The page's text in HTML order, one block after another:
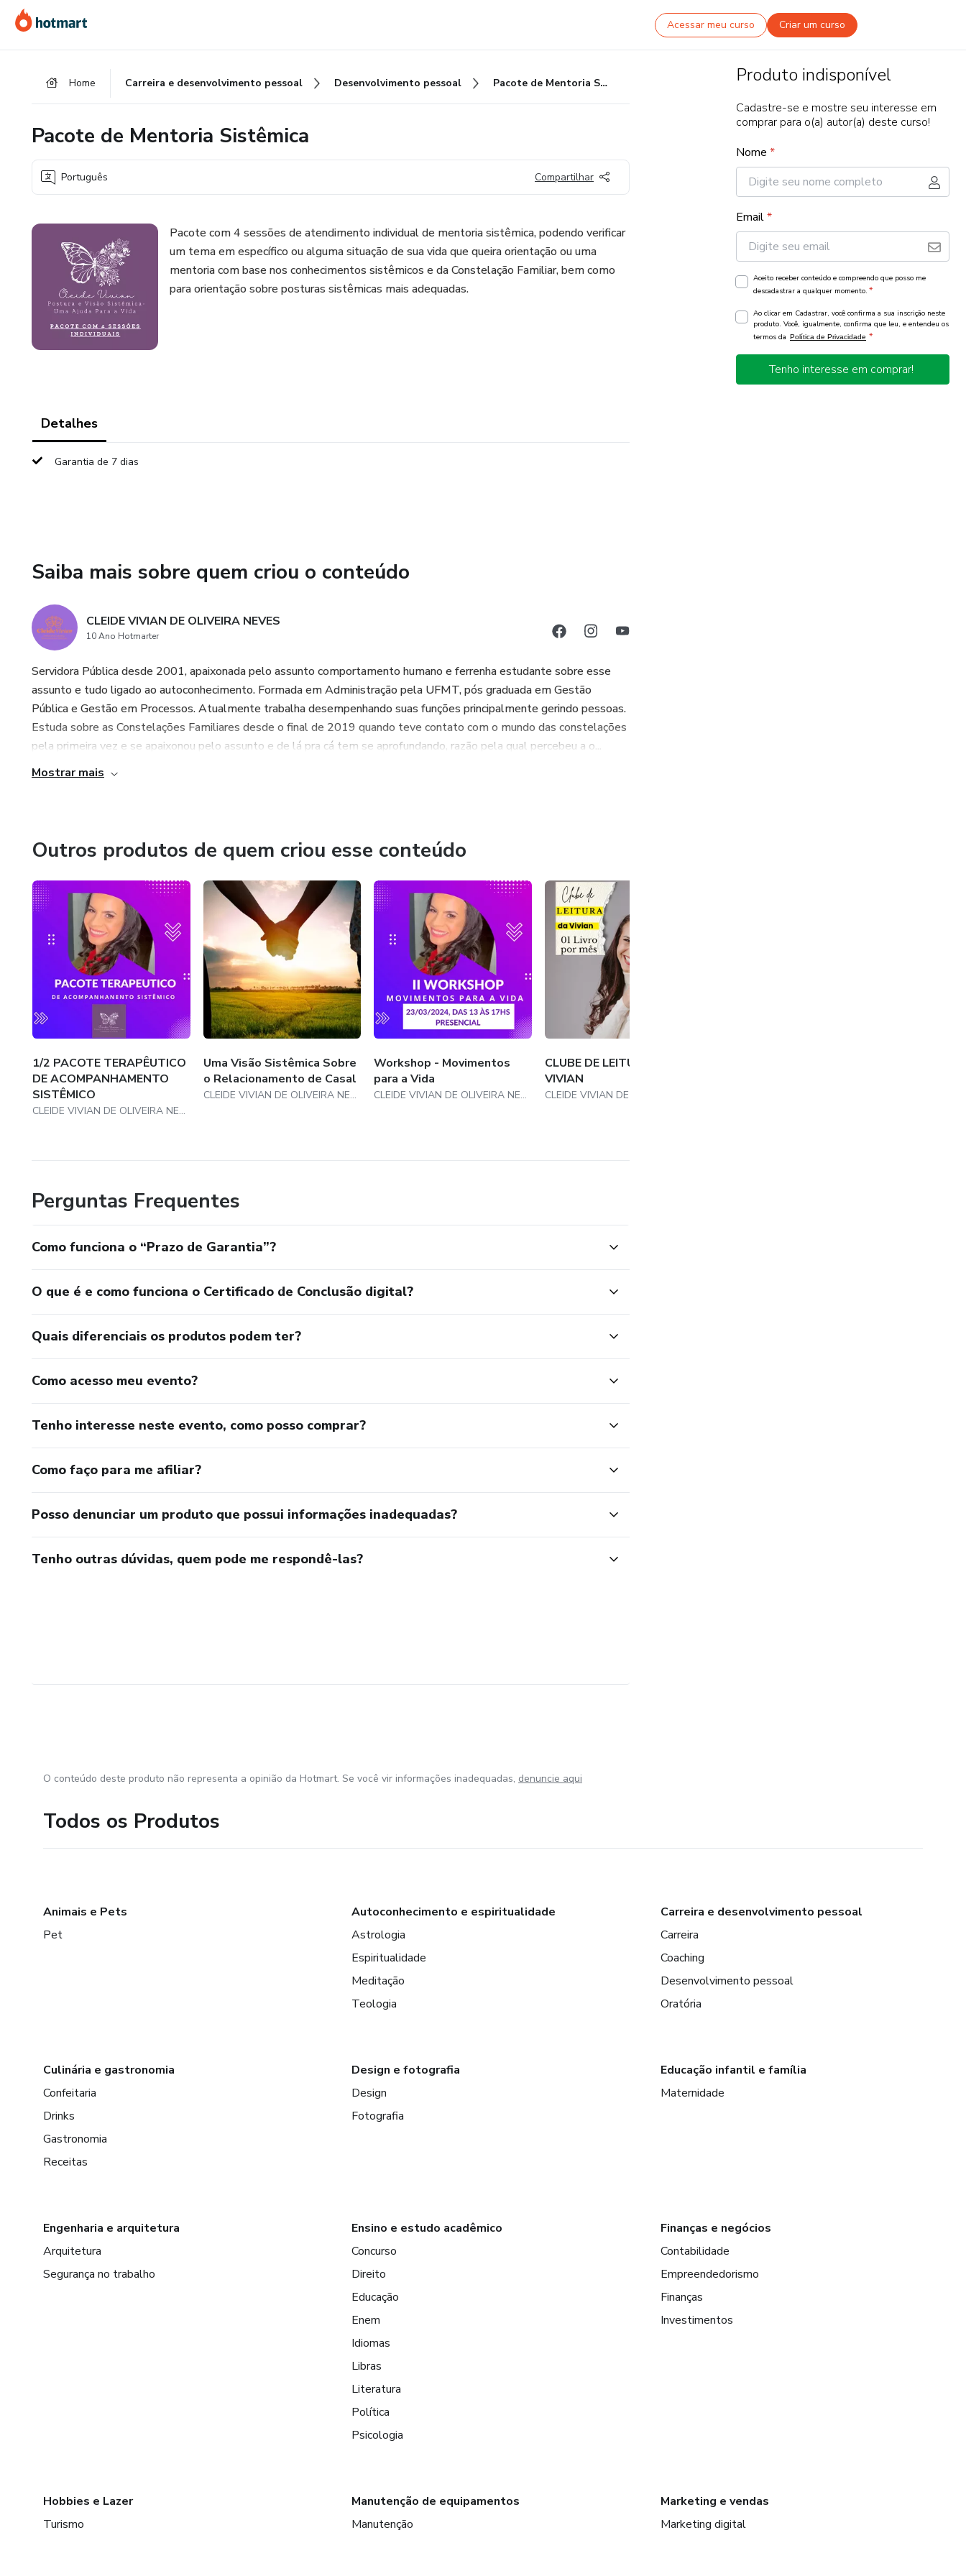
para
o
para
o
para
o
Acessar meu curso Criar um curso
Home Carreira e desenvolvimento pessoal Desenvolvimento pessoal Pacote de Mentoria Sistêmica
Pacote de Mentoria Sistêmica
Português Compartilhar
Pacote com 4 sessões de atendimento individual de mentoria sistêmica, podendo verificar
um tema em específico ou alguma situação de sua vida que queira orientação ou uma
mentoria com base nos conhecimentos sistêmicos e da Constelação Familiar, bem como
para orientação sobre posturas sistêmicas mais adequadas.
Detalhes
Garantia de 7 dias
Saiba mais sobre quem criou o conteúdo
CLEIDE VIVIAN DE OLIVEIRA NEVES
10 Ano Hotmarter
Servidora Pública desde 2001, apaixonada pelo assunto comportamento humano e ferrenha estudante sobre esse
assunto e tudo ligado ao autoconhecimento. Formada em Administração pela UFMT, pós graduada em Gestão
Pública e Gestão em Processos. Atualmente trabalha desempenhando suas funções principalmente gerindo pessoas.
Estuda sobre as Constelações Familiares desde o final de 2019 quando teve contato com o mundo das constelações
pela primeira vez e se apaixonou pelo assunto e de lá pra cá tem se aprofundando, razão pela qual percebeu a o...
Mostrar mais
Outros produtos de quem criou esse conteúdo
1/2 PACOTE TERAPÊUTICO
DE ACOMPANHAMENTO
SISTÊMICO
CLEIDE VIVIAN DE OLIVEIRA NEVES
Uma Visão Sistêmica Sobre
o Relacionamento de Casal
CLEIDE VIVIAN DE OLIVEIRA NEVES
Workshop - Movimentos
para a Vida
CLEIDE VIVIAN DE OLIVEIRA NEVES
CLUBE DE LEITURA DA
VIVIAN
Perguntas Frequentes
Como funciona o “Prazo de Garantia”?
O que é e como funciona o Certificado de Conclusão digital?
Quais diferenciais os produtos podem ter?
Como acesso meu evento?
Tenho interesse neste evento, como posso comprar?
Como faço para me afiliar?
Posso denunciar um produto que possui informações inadequadas?
Tenho outras dúvidas, quem pode me respondê-las?
Produto indisponível
Cadastre-se e mostre seu interesse em
comprar para o(a) autor(a) deste curso!
Nome *
Email*
Aceito receber conteúdo e compreendo que posso me
descadastrar a qualquer momento. *
Ao clicar em Cadastrar, você confirma a sua inscrição neste
produto. Você, igualmente, confirma que leu, e entendeu os
termos da Política de Privacidade *
Tenho interesse em comprar!
O conteúdo deste produto não representa a opinião da Hotmart. Se você vir informações inadequadas, denuncie aqui
Todos os Produtos
Animais e Pets
Pet
Autoconhecimento e espiritualidade
Astrologia
Espiritualidade
Meditação
Teologia
Carreira e desenvolvimento pessoal
Carreira
Coaching
Desenvolvimento pessoal
Oratória
Culinária e gastronomia
Confeitaria
Drinks
Gastronomia
Receitas
Design e fotografia
Design
Fotografia
Educação infantil e família
Maternidade
Engenharia e arquitetura
Arquitetura
Segurança no trabalho
Ensino e estudo acadêmico
Concurso
Direito
Educação
Enem
Idiomas
Libras
Literatura
Política
Psicologia
Finanças e negócios
Contabilidade
Empreendedorismo
Finanças
Investimentos
Hobbies e Lazer
Turismo
Manutenção de equipamentos
Manutenção
Marketing e vendas
Marketing digital